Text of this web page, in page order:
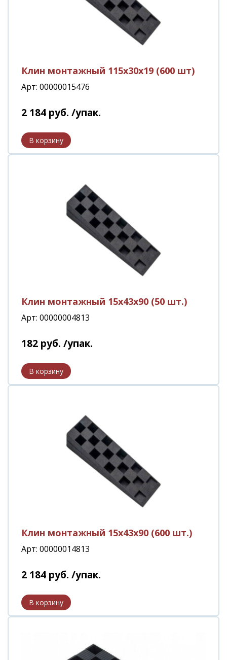
Клин монтажный 115х30х19 (600 шт)
Арт: 00000015476
2 184 руб. /упак.
Клин монтажный 15х43х90 (50 шт.)
Арт: 00000004813
182 руб. /упак.
Клин монтажный 15х43х90 (600 шт.)
Арт: 00000014813
2 184 руб. /упак.